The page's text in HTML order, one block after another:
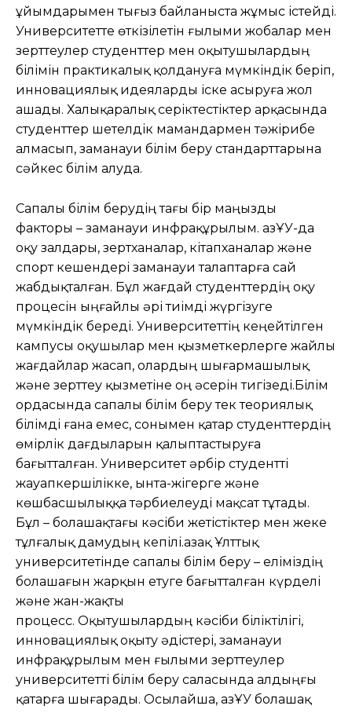
ұйымдарымен тығыз байланыста жұмыс істейді.
Университетте өткізілетін ғылыми жобалар мен
зерттеулер студенттер мен оқытушылардың
білімін практикалық қолдануға мүмкіндік беріп,
инновациялық идеяларды іске асыруға жол
ашады. Халықаралық серіктестіктер арқасында
студенттер шетелдік мамандармен тәжірибе
алмасып, заманауи білім беру стандарттарына
сәйкес білім алуда.
Сапалы білім берудің тағы бір маңызды
факторы – заманауи инфрақұрылым. ҚазҰУ-да
оқу залдары, зертханалар, кітапханалар және
спорт кешендері заманауи талаптарға сай
жабдықталған. Бұл жағдай студенттердің оқу
процесін ыңғайлы әрі тиімді жүргізуге
мүмкіндік береді. Университеттің кеңейтілген
кампусы оқушылар мен қызметкерлерге жайлы
жағдайлар жасап, олардың шығармашылық
және зерттеу қызметіне оң әсерін тигізеді.Білім
ордасында сапалы білім беру тек теориялық
білімді ғана емес, сонымен қатар студенттердің
өмірлік дағдыларын қалыптастыруға
бағытталған. Университет әрбір студентті
жауапкершілікке, ынта-жігерге және
көшбасшылыққа тәрбиелеуді мақсат тұтады.
Бұл – болашақтағы кәсіби жетістіктер мен жеке
тұлғалық дамудың кепілі.Қазақ Ұлттық
университетінде сапалы білім беру – еліміздің
болашағын жарқын етуге бағытталған күрделі
және жан-жақты
процесс. Оқытушылардың кәсіби біліктілігі,
инновациялық оқыту әдістері, заманауи
инфрақұрылым мен ғылыми зерттеулер
университетті білім беру саласында алдыңғы
қатарға шығарады. Осылайша, ҚазҰУ болашақ